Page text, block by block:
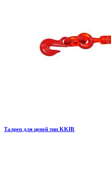
Талреп для цепей тип KKIR